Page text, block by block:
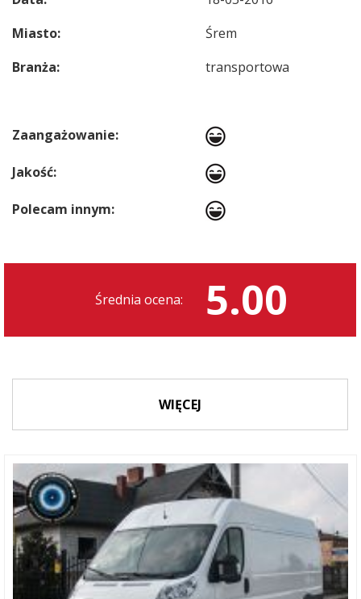
Miasto:
Śrem
Branża:
transportowa
Zaangażowanie:
Jakość:
Polecam innym:
Średnia ocena: 5.00
WIĘCEJ